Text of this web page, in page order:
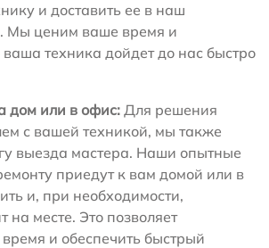
и доставить ее в наш
Мы ценим ваше время и
ваша техника дойдет до нас быстро
дом или в офис: Для решения
с вашей техникой, мы также
выезда мастера. Наши опытные
приедут к вам домой или в
и, при необходимости,
на месте. Это позволяет
и обеспечить быстрый